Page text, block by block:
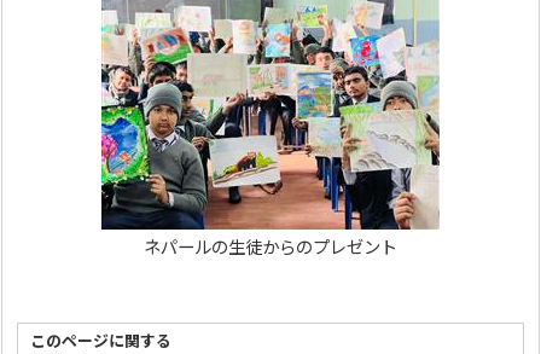
ネパールの生徒からのプレゼント
このページに関する